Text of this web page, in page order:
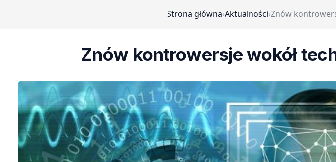
Strona główna›Aktualności›Znów
Znów kontrowersje wokół